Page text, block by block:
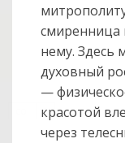
0
смиренница
нему. Здесь
духовный
—
красотой
через